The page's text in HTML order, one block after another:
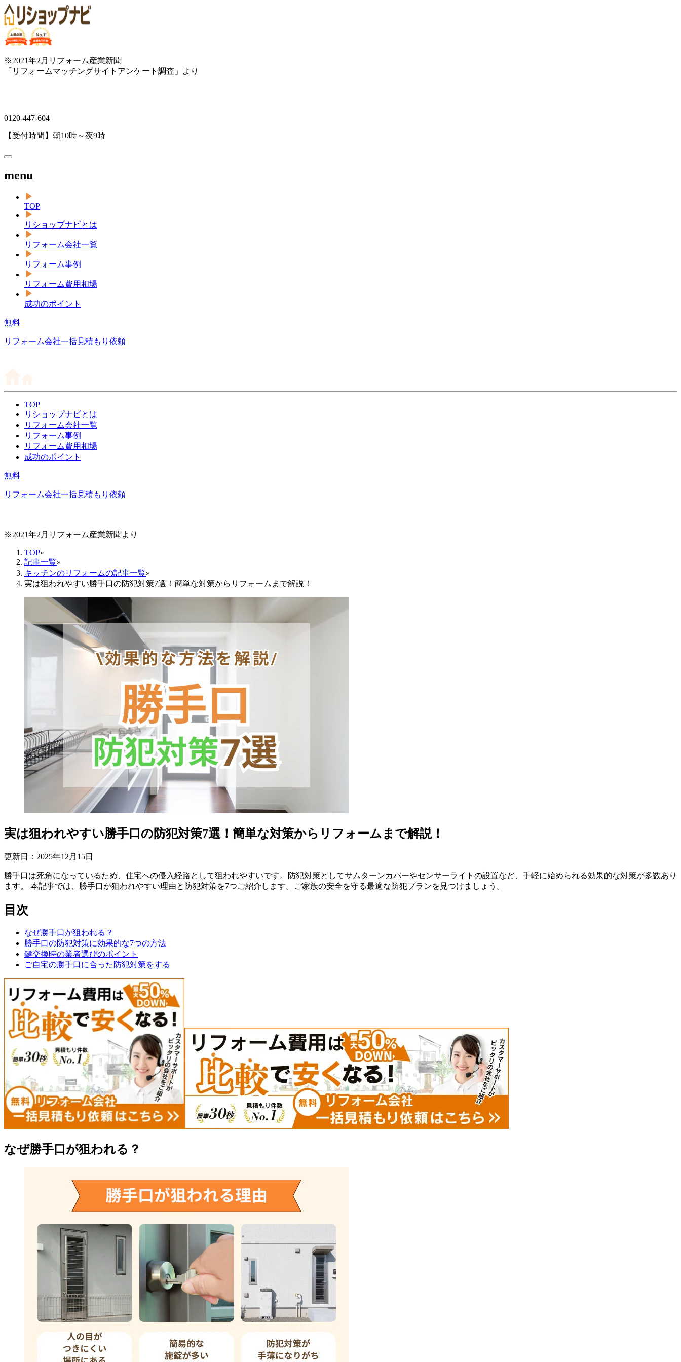
※2021年2月リフォーム産業新聞
「リフォームマッチングサイトアンケート調査」より
0120-447-604
【受付時間】朝10時～夜9時
menu
TOP
リショップナビとは
リフォーム会社一覧
リフォーム事例
リフォーム費用相場
成功のポイント
無料
リフォーム会社一括見積もり依頼
TOP
リショップナビとは
リフォーム会社一覧
リフォーム事例
リフォーム費用相場
成功のポイント
無料
リフォーム会社一括見積もり依頼
※2021年2月リフォーム産業新聞より
TOP»
記事一覧»
キッチンのリフォームの記事一覧»
実は狙われやすい勝手口の防犯対策7選！簡単な対策からリフォームまで解説！
実は狙われやすい勝手口の防犯対策7選！簡単な対策からリフォームまで解説！
更新日： 2025年12 月 15日
勝手口は死角になっているため、住宅への侵入経路として狙われやすいです。防犯対策としてサムターンカバーやセンサーライトの設置など、手軽に始められる効果的な対策が多数あり
ます。 本記事では、勝手口が狙われやすい理由と防犯対策を7つご紹介します。ご家族の安全を守る最適な防犯プランを見つけましょう。
目次
なぜ勝手口が狙われる？
勝手口の防犯対策に効果的な7つの方法
鍵交換時の業者選びのポイント
ご自宅の勝手口に合った防犯対策をする
なぜ勝手口が狙われる？